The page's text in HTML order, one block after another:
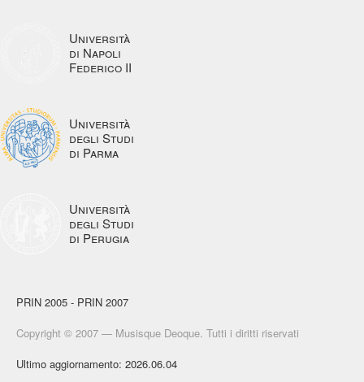
Università
di Napoli
Federico II
Università
degli Studi
di Parma
Università
degli Studi
di Perugia
PRIN 2005 - PRIN 2007
Copyright © 2007 — Musisque Deoque. Tutti i diritti riservati
Ultimo aggiornamento: 2026.06.04